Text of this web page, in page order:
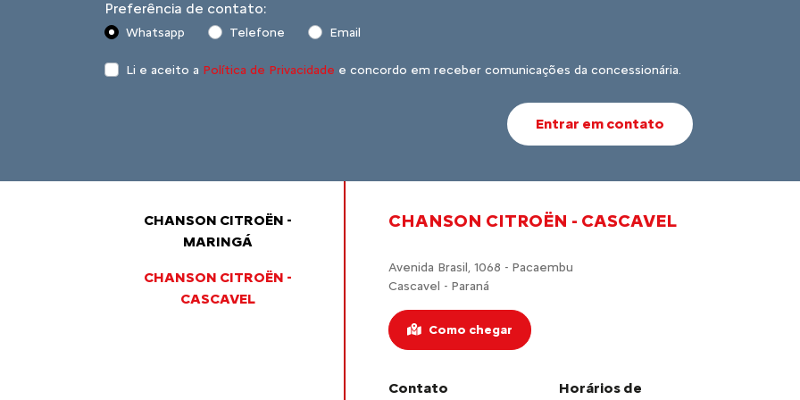
Preferência de contato:
Whatsapp Telefone Email
Li e aceito a Política de Privacidade e concordo em receber comunicações da concessionária.
Entrar em contato
CHANSON CITROËN -
MARINGÁ
CHANSON CITROËN -
CASCAVEL
CHANSON CITROËN - CASCAVEL
Avenida Brasil, 1068 - Pacaembu
Cascavel - Paraná
Como chegar
Contato Horários de